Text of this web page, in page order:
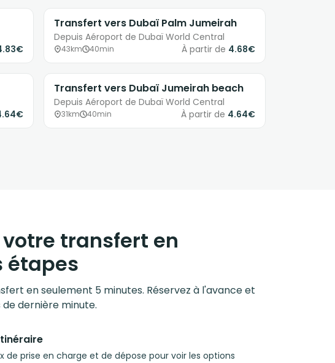
Transfert vers Dubaï Palm Jumeirah
Depuis Aéroport de Dubaï World Central
43km 40min À partir de 4.68€
Transfert vers Dubaï Jumeirah beach
Depuis Aéroport de Dubaï World Central
31km 40min À partir de 4.64€
votre transfert en
étapes
en seulement 5 minutes. Réservez à l'avance et
dernière minute.
de prise en charge et de dépose pour voir les options